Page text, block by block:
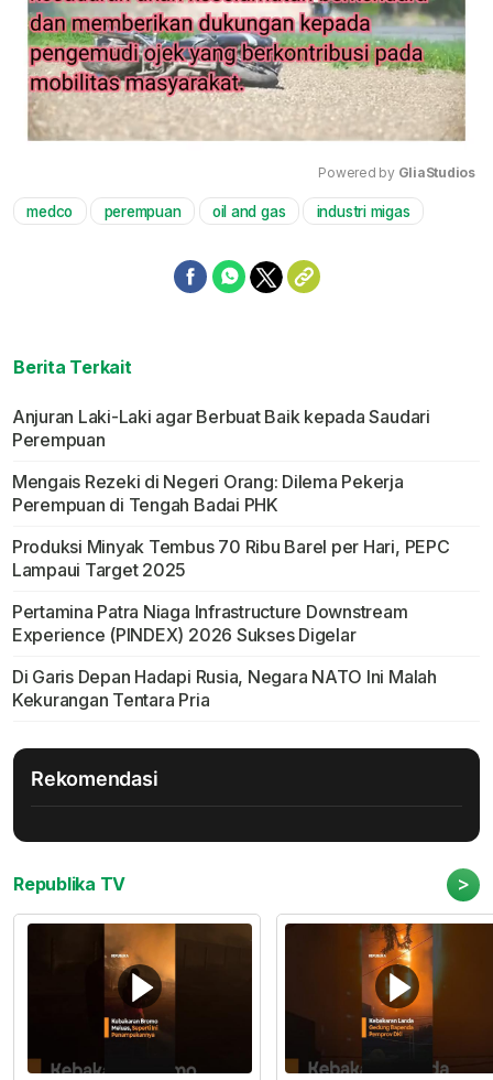
Mute
Powered by GliaStudios
medco perempuan oil and gas industri migas
Berita Terkait
Anjuran Laki-Laki agar Berbuat Baik kepada Saudari
Perempuan
Mengais Rezeki di Negeri Orang: Dilema Pekerja
Perempuan di Tengah Badai PHK
Produksi Minyak Tembus 70 Ribu Barel per Hari, PEPC
Lampaui Target 2025
Pertamina Patra Niaga Infrastructure Downstream
Experience (PINDEX) 2026 Sukses Digelar
Di Garis Depan Hadapi Rusia, Negara NATO Ini Malah
Kekurangan Tentara Pria
Rekomendasi
Republika TV >